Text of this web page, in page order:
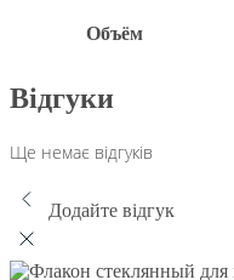
Объём
Відгуки
Ще немає відгуків
Додайте відгук